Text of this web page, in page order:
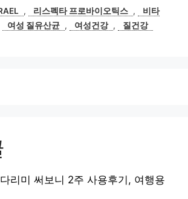
, 리스펙타 프로바이오틱스 ,
비타
여성 질유산균 , 여성건강 , 질건강
리미 써보니 2주 사용후기, 여행용